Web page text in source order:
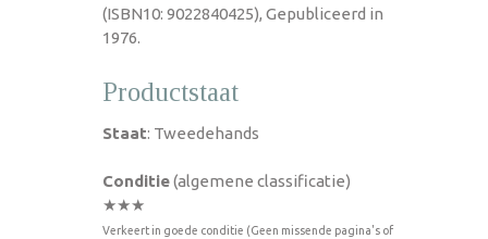
(ISBN10: 9022840425), Gepubliceerd in
1976.
Productstaat
Staat: Tweedehands
Conditie(algemene classificatie)
★★★
Verkeert in goede conditie (Geen missende pagina's of